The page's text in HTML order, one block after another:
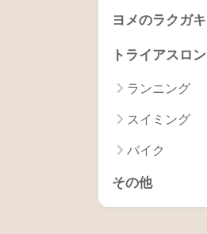
ヨメのラクガキ
トライアスロン
ランニング
スイミング
バイク
その他